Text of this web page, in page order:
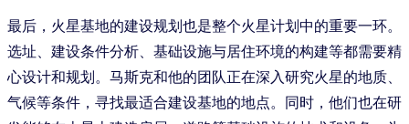
最后，火星基地的建设规划也是整个火星计划中的重要一环。
选址、建设条件分析、基础设施与居住环境的构建等都需要精
心设计和规划。马斯克和他的团队正在深入研究火星的地质、
气候等条件，寻找最适合建设基地的地点。同时，他们也在研